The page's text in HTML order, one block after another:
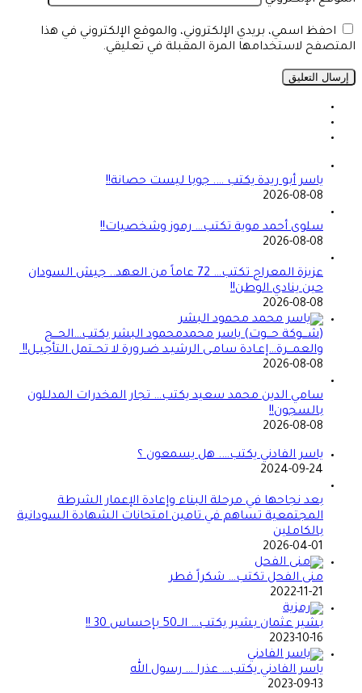
احفظ اسمي، بريدي الإلكتروني، والموقع الإلكتروني في هذا
المتصفح لاستخدامها المرة المقبلة في تعليقي.
ياسر أبو ريدة يكتب …. جوبا ليست حصانة!!
2026-08-08
سلوى أحمد موية تكتب… رموز وشخصيات!!
2026-08-08
عزيزة المعراج تكتب… 72 عاماً من العهد.. جيش السودان
حين ينادي الوطن!!
2026-08-08
(شـــوكة حـــوت) ياسر محمدمحمود البشر يكتب…الحـــج
والعمـــرة…إعـادة سامـى الرشيـد ضـرورة لا تحــتمل التأجيــل!!
2026-08-08
سامي الدين محمد سعيد يكتب… تجار المخدرات المدللون
بالسجون!!
2026-08-08
ياسر الفادني يكتب…. هل يسمعون ؟
2024-09-24
بعد نجاحها في مرحلة البناء وإعادة الإعمار الشرطة
المجتمعية تساهم في تامين امتحانات الشهادة السودانية
بالكاملين
2026-04-01
منى الفحل تكتب… شكراً قطر
2022-11-21
بشير عثمان بشير يكتب… الــ50 بإحساس 30 !!
2023-10-16
ياسر الفادني يكتب… عذرا … رسول الله
2023-09-13